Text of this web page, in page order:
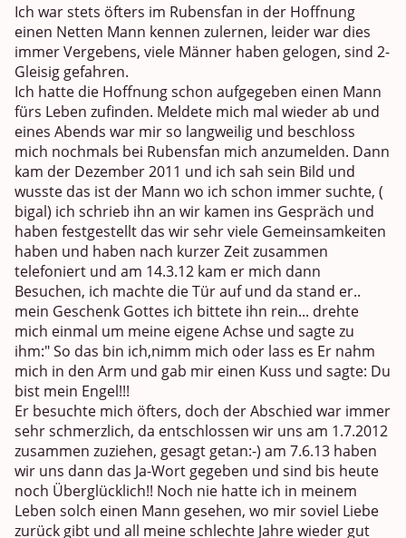
Ich war stets öfters im Rubensfan in der Hoffnung
einen Netten Mann kennen zulernen, leider war dies
immer Vergebens, viele Männer haben gelogen, sind 2-
Gleisig gefahren.
Ich hatte die Hoffnung schon aufgegeben einen Mann
fürs Leben zufinden. Meldete mich mal wieder ab und
eines Abends war mir so langweilig und beschloss
mich nochmals bei Rubensfan mich anzumelden. Dann
kam der Dezember 2011 und ich sah sein Bild und
wusste das ist der Mann wo ich schon immer suchte, (
bigal) ich schrieb ihn an wir kamen ins Gespräch und
haben festgestellt das wir sehr viele Gemeinsamkeiten
haben und haben nach kurzer Zeit zusammen
telefoniert und am 14.3.12 kam er mich dann
Besuchen, ich machte die Tür auf und da stand er..
mein Geschenk Gottes ich bittete ihn rein... drehte
mich einmal um meine eigene Achse und sagte zu
ihm:" So das bin ich,nimm mich oder lass es Er nahm
mich in den Arm und gab mir einen Kuss und sagte: Du
bist mein Engel!!!
Er besuchte mich öfters, doch der Abschied war immer
sehr schmerzlich, da entschlossen wir uns am 1.7.2012
zusammen zuziehen, gesagt getan:-) am 7.6.13 haben
wir uns dann das Ja-Wort gegeben und sind bis heute
noch Überglücklich!! Noch nie hatte ich in meinem
Leben solch einen Mann gesehen, wo mir soviel Liebe
zurück gibt und all meine schlechte Jahre wieder gut